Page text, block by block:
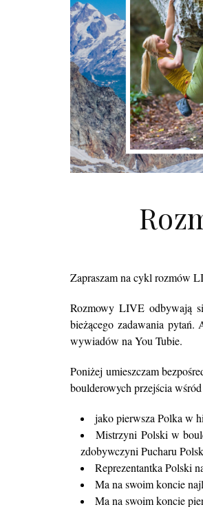
Zapraszam na cykl rozmów
Rozmowy LIVE odbywają
bieżącego zadawania
wywiadów na You Tubie.
Poniżej umieszczam
boulderowych przejścia
jako pierwsza Polka w
Mistrzyni Polski w
zdobywczyni Pucharu
Reprezentantka Polski
Ma na swoim koncie
Ma na swoim koncie